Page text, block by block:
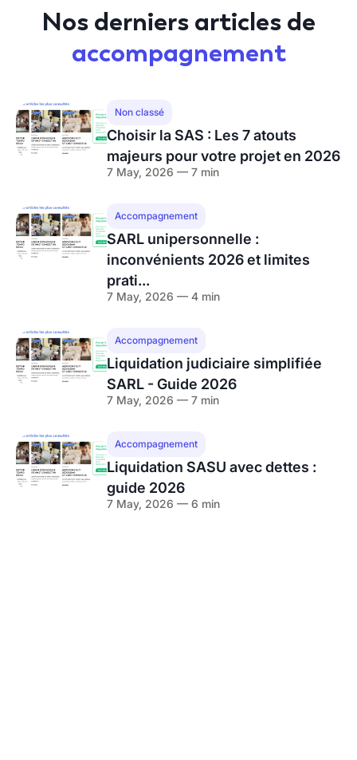
Nos derniers articles de
accompagnement
Non classé
Choisir la SAS : Les 7 atouts
majeurs pour votre projet en 2026
7 May, 2026 — 7 min
Accompagnement
SARL unipersonnelle :
inconvénients 2026 et limites
prati...
7 May, 2026 — 4 min
Accompagnement
Liquidation judiciaire simplifiée
SARL - Guide 2026
7 May, 2026 — 7 min
Accompagnement
Liquidation SASU avec dettes :
guide 2026
7 May, 2026 — 6 min